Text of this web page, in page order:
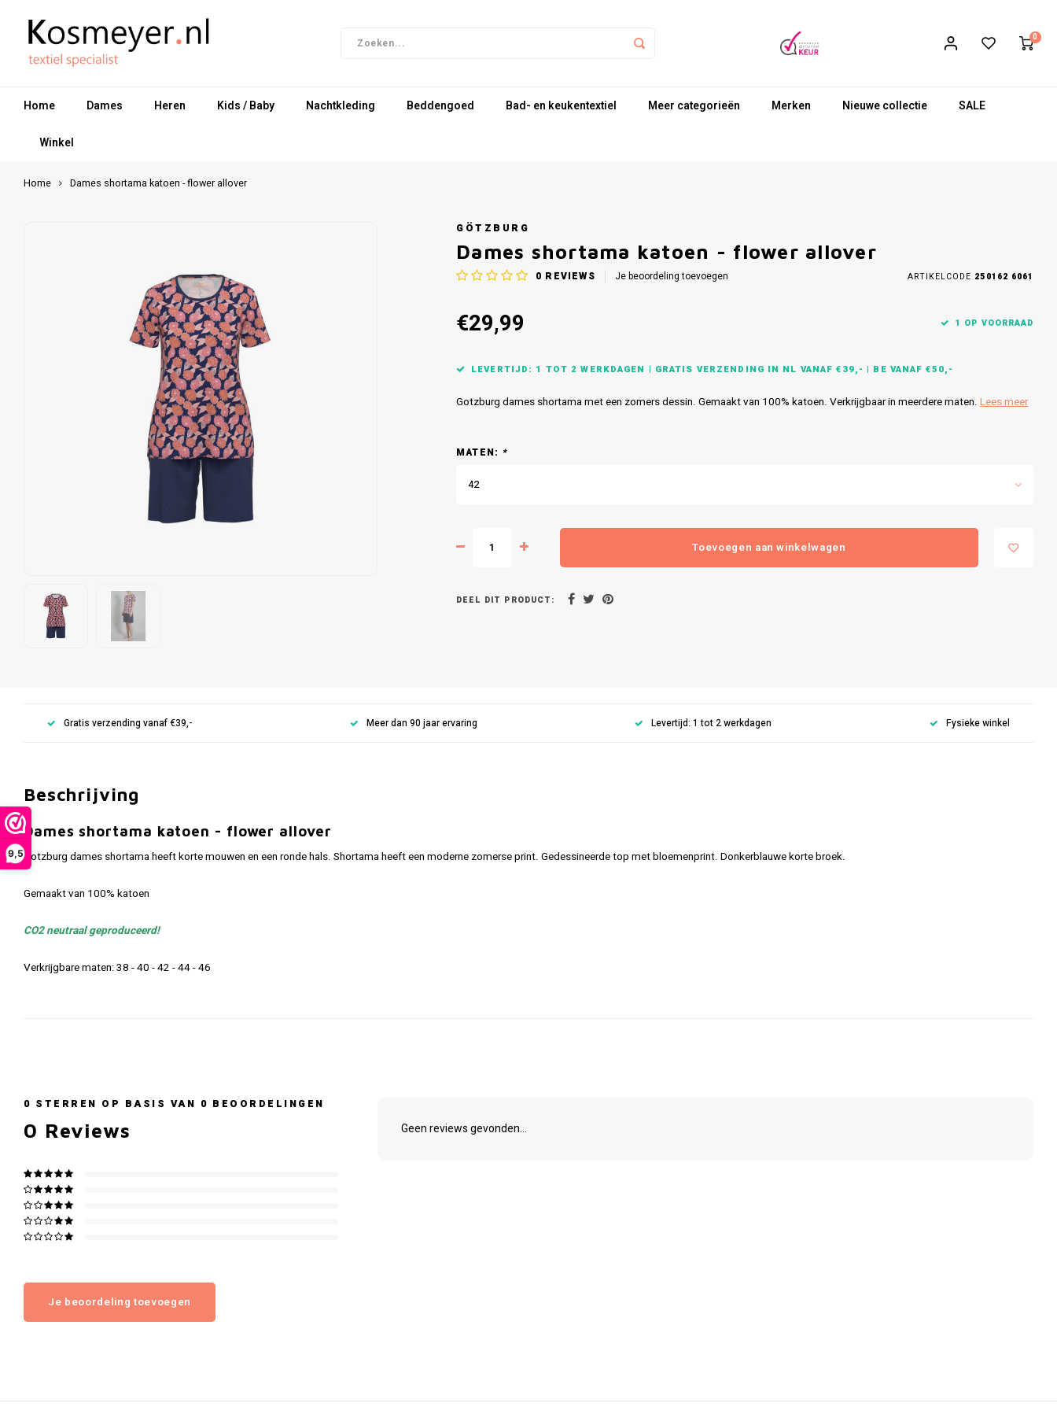
9,5
0
Home Dames Heren Kids / Baby Nachtkleding Beddengoed Bad- en keukentextiel Meer categorieën Merken Nieuwe collectie SALE
Winkel
Home Dames shortama katoen - flower allover
GÖTZBURG
Dames shortama katoen - flower allover
0 REVIEWS Je beoordeling toevoegen ARTIKELCODE 250162 6061
€29,99 1 OP VOORRAAD
LEVERTIJD: 1 TOT 2 WERKDAGEN | GRATIS VERZENDING IN NL VANAF €39,- | BE VANAF €50,-
Gotzburg dames shortama met een zomers dessin. Gemaakt van 100% katoen. Verkrijgbaar in meerdere maten. Lees meer
MATEN: *
42
Toevoegen aan winkelwagen
DEEL DIT PRODUCT:
Gratis verzending vanaf €39,- Meer dan 90 jaar ervaring Levertijd: 1 tot 2 werkdagen Fysieke winkel
Beschrijving
Dames shortama katoen - flower allover
Gotzburg dames shortama heeft korte mouwen en een ronde hals. Shortama heeft een moderne zomerse print. Gedessineerde top met bloemenprint. Donkerblauwe korte broek.
Gemaakt van 100% katoen
CO2 neutraal geproduceerd!
Verkrijgbare maten: 38 - 40 - 42 - 44 - 46
0 STERREN OP BASIS VAN 0 BEOORDELINGEN
0 Reviews
Je beoordeling toevoegen
Geen reviews gevonden...